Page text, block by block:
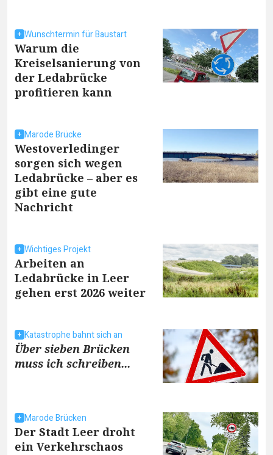
Wunschtermin für Baustart
Warum die
Kreiselsanierung von
der Ledabrücke
profitieren kann
Marode Brücke
Westoverledinger
sorgen sich wegen
Ledabrücke – aber es
gibt eine gute
Nachricht
Wichtiges Projekt
Arbeiten an
Ledabrücke in Leer
gehen erst 2026 weiter
Katastrophe bahnt sich an
Über sieben Brücken
muss ich schreiben...
Marode Brücken
Der Stadt Leer droht
ein Verkehrschaos